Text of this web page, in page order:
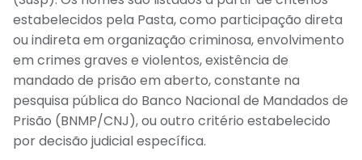
estabelecidos pela Pasta, como participação direta
ou indireta em organização criminosa, envolvimento
em crimes graves e violentos, existência de
mandado de prisão em aberto, constante na
pesquisa pública do Banco Nacional de Mandados de
Prisão (BNMP/CNJ), ou outro critério estabelecido
por decisão judicial específica.